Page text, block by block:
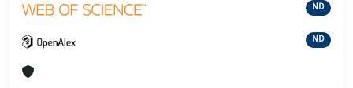
ND
ND